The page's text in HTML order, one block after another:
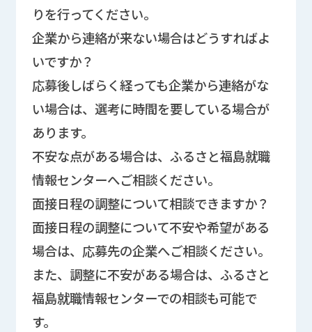
りを行ってください。
企業から連絡が来ない場合はどうすればよ
いですか？
応募後しばらく経っても企業から連絡がな
い場合は、選考に時間を要している場合が
あります。
不安な点がある場合は、ふるさと福島就職
情報センターへご相談ください。
面接日程の調整について相談できますか？
面接日程の調整について不安や希望がある
場合は、応募先の企業へご相談ください。
また、調整に不安がある場合は、ふるさと
福島就職情報センターでの相談も可能で
す。